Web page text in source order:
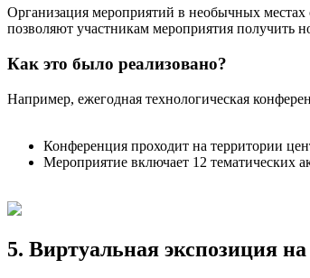
Организация мероприятий в необычных местах
позволяют участникам мероприятия получить
Как это было реализовано?
Например, ежегодная технологическая
Конференция проходит на территории
Мероприятие включает 12 тематических
5. Виртуальная экспозиция